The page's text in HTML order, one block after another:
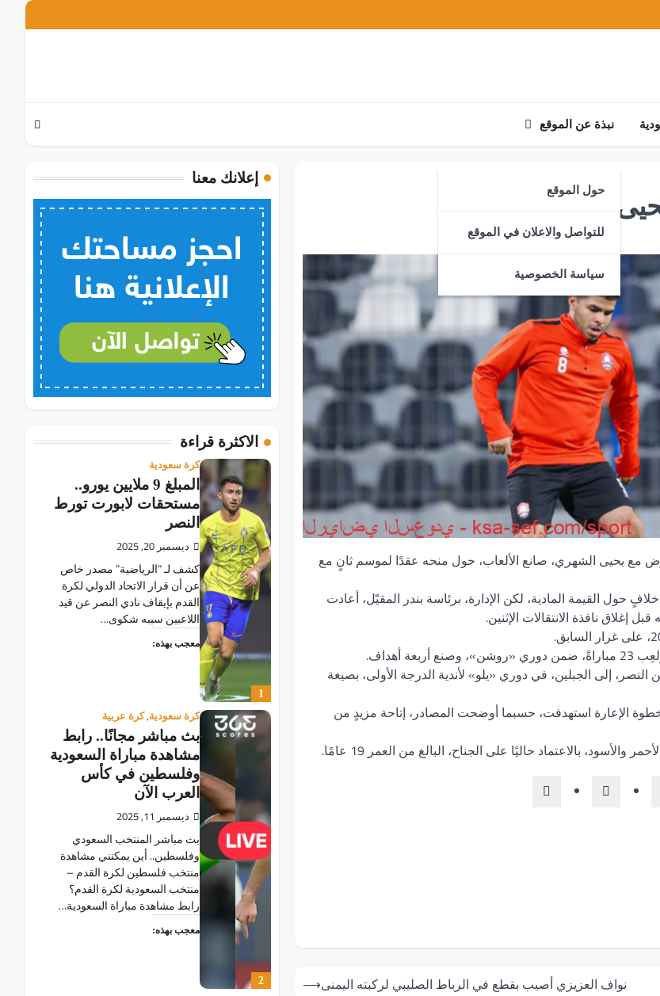
نبذة عن الموقع
حول الموقع
للتواصل والاعلان في الموقع
سياسة الخصوصية
الشهري مجدداً
مع يحيى الشهري، صانع الألعاب، حول منحه عقدًا لموسم ثانٍ مع
القيمة المادية، لكن الإدارة، برئاسة بندر المقيّل، أعادت
إلى الجبلين، في دوري «يلو» لأندية الدرجة الأولى، بصيغة
عقد صهلولي من النصر ووقع معه حتى صيف 2027، لكن خطوة الإعارة استهدفت، حسبما أوضحت المصادر، إتاحة مزيدٍ من
بالاعتماد حاليًا على الجناح، البالغ من العمر 19 عامًا.
نواف العزيزي أصيب بقطع في الرباط الصليبي لركبته اليمنى⟶
إعلانك معنا
الاكثرة قراءة
1
كرة سعودية
المبلغ 9 ملايين يورو..
مستحقات لابورت تورط
النصر
ديسمبر 20, 2025
كشف لـ “الرياضية” مصدر خاص
عن أن قرار الاتحاد الدولي لكرة
القدم بإيقاف نادي النصر عن قيد
اللاعبين سببه شكوى…
معجب بهذه:
2
كرة سعودية,كرة عربية
بث مباشر مجانًا.. رابط
مشاهدة مباراة السعودية
وفلسطين في كأس
العرب الآن
ديسمبر 11, 2025
بث مباشر المنتخب السعودي
وفلسطين.. أين يمكنني مشاهدة
‎‎منتخب فلسطين لكرة القدم –
منتخب السعودية لكرة القدم؟
رابط مشاهدة مباراة السعودية…
معجب بهذه: